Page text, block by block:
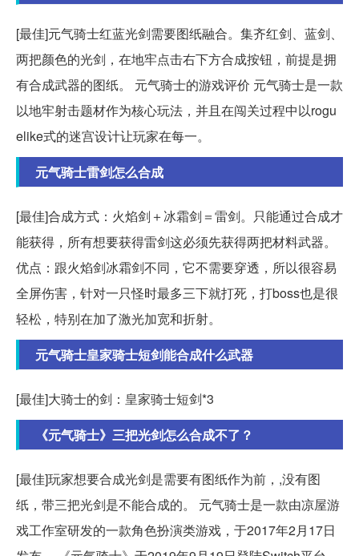
[最佳]元气骑士红蓝光剑需要图纸融合。集齐红剑、蓝剑、
两把颜色的光剑，在地牢点击右下方合成按钮，前提是拥
有合成武器的图纸。 元气骑士的游戏评价 元气骑士是一款
以地牢射击题材作为核心玩法，并且在闯关过程中以rogu
elike式的迷宫设计让玩家在每一。
元气骑士雷剑怎么合成
[最佳]合成方式：火焰剑＋冰霜剑＝雷剑。只能通过合成才
能获得，所有想要获得雷剑这必须先获得两把材料武器。
优点：跟火焰剑冰霜剑不同，它不需要穿透，所以很容易
全屏伤害，针对一只怪时最多三下就打死，打boss也是很
轻松，特别在加了激光加宽和折射。
元气骑士皇家骑士短剑能合成什么武器
[最佳]大骑士的剑：皇家骑士短剑*3
《元气骑士》三把光剑怎么合成不了？
[最佳]玩家想要合成光剑是需要有图纸作为前，,没有图
纸，带三把光剑是不能合成的。 元气骑士是一款由凉屋游
戏工作室研发的一款角色扮演类游戏，于2017年2月17日